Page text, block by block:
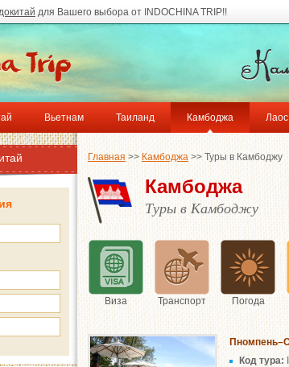
для Вашего выбора от INDOCHINA TRIP!!
Вьетнам Таиланд Камбоджа Лаос
Главная>> Камбоджа >> Туры в Камбоджу
Камбоджа
Туры в Камбоджу
Виза Транспорт Погода
Код тура: